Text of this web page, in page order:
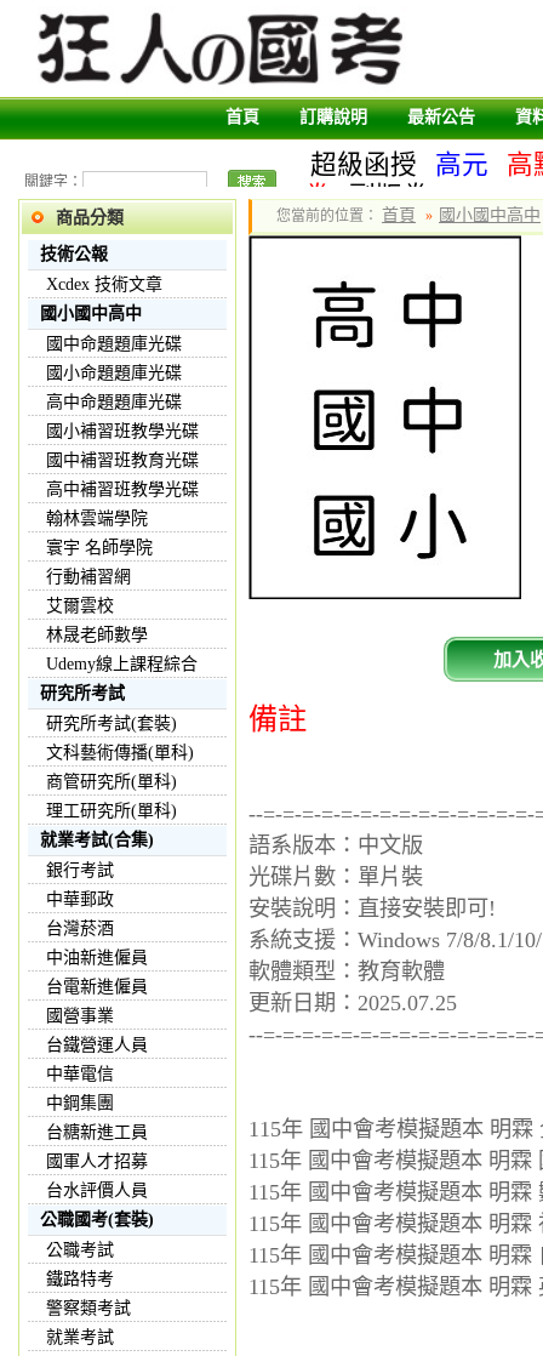
首頁 訂購說明 最新公告 資
關鍵字：
超級函授 高元
高
卷
副版卷
商品分類
技術公報
Xcdex 技術文章
國小國中高中
國中命題題庫光碟
國小命題題庫光碟
高中命題題庫光碟
國小補習班教學光碟
國中補習班教育光碟
高中補習班教學光碟
翰林雲端學院
寰宇 名師學院
行動補習網
艾爾雲校
林晟老師數學
Udemy線上課程綜合
研究所考試
研究所考試(套裝)
文科藝術傳播(單科)
商管研究所(單科)
理工研究所(單科)
就業考試(合集)
銀行考試
中華郵政
台灣菸酒
中油新進僱員
台電新進僱員
國營事業
台鐵營運人員
中華電信
中鋼集團
台糖新進工員
國軍人才招募
台水評價人員
公職國考(套裝)
公職考試
鐵路特考
警察類考試
就業考試
您當前的位置： 首頁 » 國小國中高中
加入
備註
--=-=-=-=-=-=-=-=-=-=-=-=-=-
語系版本：中文版
光碟片數：單片裝
安裝說明：直接安裝即可!
系統支援：Windows 7/8/8.1/
軟體類型：教育軟體
更新日期：2025.07.25
--=-=-=-=-=-=-=-=-=-=-=-=-=-
115年 國中會考模擬題本 明霖
115年 國中會考模擬題本 明霖
115年 國中會考模擬題本 明霖
115年 國中會考模擬題本 明霖
115年 國中會考模擬題本 明霖
115年 國中會考模擬題本 明霖